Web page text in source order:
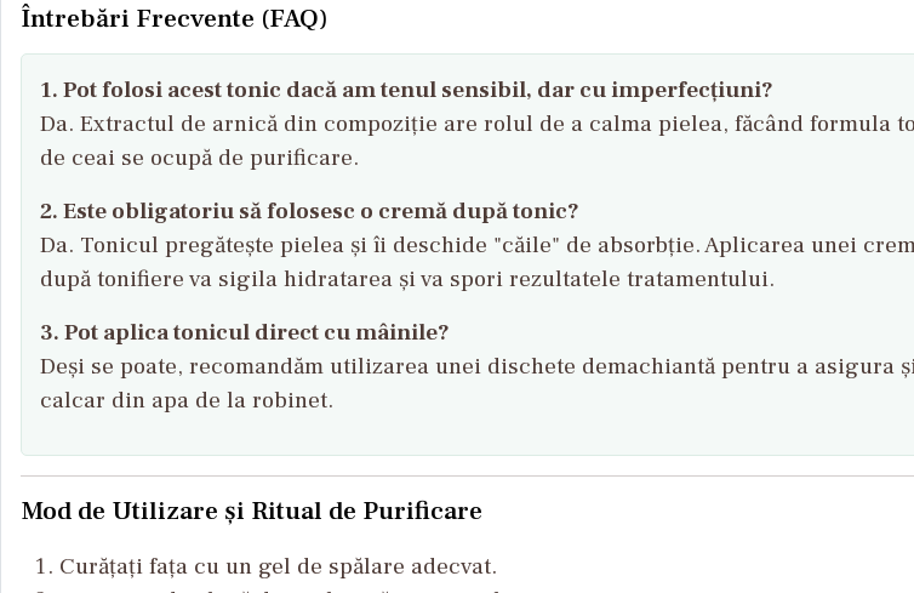
Întrebări Frecvente (FAQ)
1. Pot folosi acest tonic dacă am tenul sensibil, dar cu imperfecțiuni?
Da. Extractul de arnică din compoziție are rolul de a calma pielea, făcând
de ceai se ocupă de purificare.
2. Este obligatoriu să folosesc o cremă după tonic?
Da. Tonicul pregătește pielea și îi deschide "căile" de absorbție. Aplicarea unei
după tonifiere va sigila hidratarea și va spori rezultatele tratamentului.
3. Pot aplica tonicul direct cu mâinile?
Deși se poate, recomandăm utilizarea unei dischete demachiantă pentru a
calcar din apa de la robinet.
Mod de Utilizare și Ritual de Purificare
Curățați fața cu un gel de spălare adecvat.